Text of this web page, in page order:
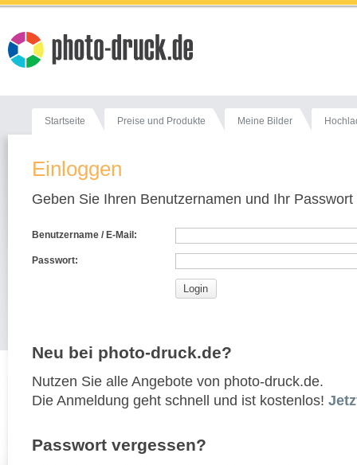
Startseite Preise und Produkte Meine Bilder
Einloggen
Geben Sie Ihren Benutzernamen und Ihr Passwort
Benutzername / E-Mail:
Passwort:
Login
Neu bei photo-druck.de?
Nutzen Sie alle Angebote von photo-druck.de.
Die Anmeldung geht schnell und ist kostenlos!
Passwort vergessen?